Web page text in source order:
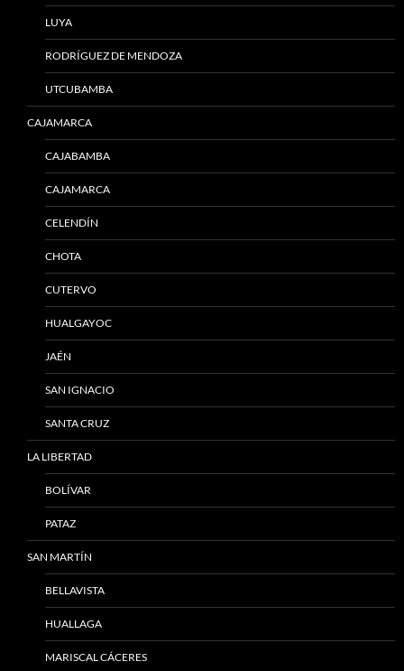
LUYA
RODRÍGUEZ DE MENDOZA
UTCUBAMBA
CAJAMARCA
CAJABAMBA
CAJAMARCA
CELENDÍN
CHOTA
CUTERVO
HUALGAYOC
JAÉN
SAN IGNACIO
SANTA CRUZ
LA LIBERTAD
BOLÍVAR
PATAZ
SAN MARTÍN
BELLAVISTA
HUALLAGA
MARISCAL CÁCERES